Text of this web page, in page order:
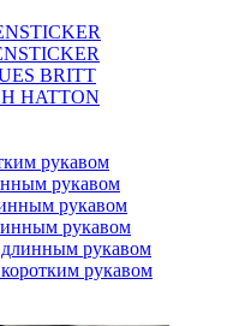
BRITT
HATTON
рукавом
рукавом
рукавом
рукавом
рукавом
рукавом